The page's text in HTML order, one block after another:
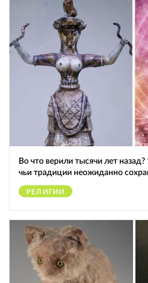
Во что верили тысячи лет
чьи традиции неожиданно
РЕЛИГИИ